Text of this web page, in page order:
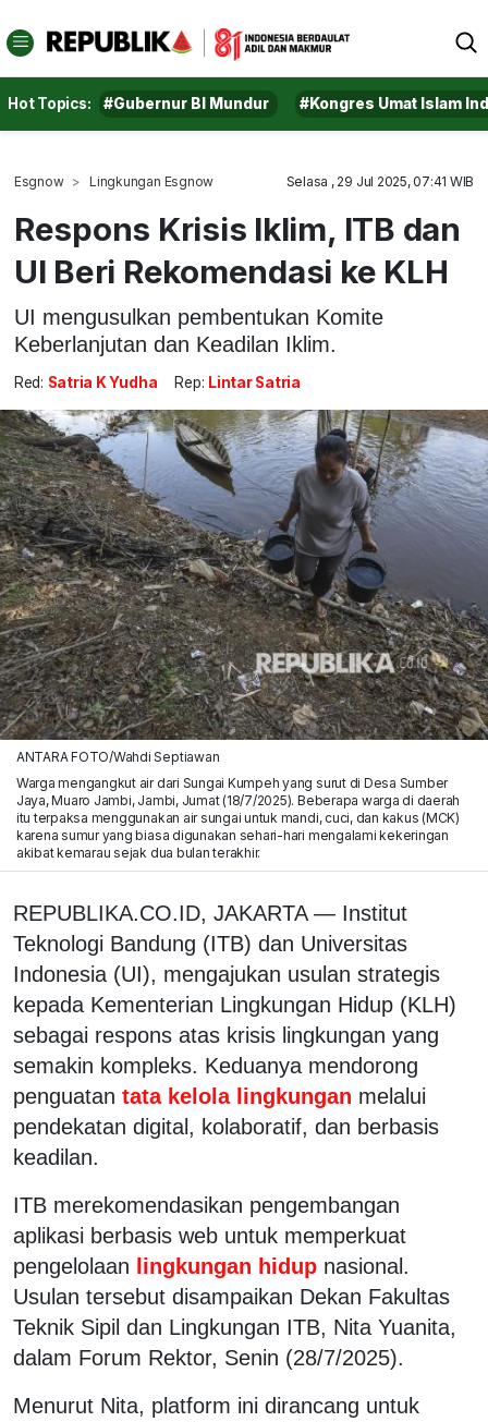
Hot Topics: #Gubernur BI Mundur #Kongres Umat Islam
Esgnow Lingkungan Esgnow Selasa , 29 Jul 2025, 07:41 WIB
Respons Krisis Iklim, ITB dan
UI Beri Rekomendasi ke KLH
UI mengusulkan pembentukan Komite
Keberlanjutan dan Keadilan Iklim.
Red: Satria K Yudha Rep: Lintar Satria
ANTARA FOTO/Wahdi Septiawan
Warga mengangkut air dari Sungai Kumpeh yang surut di Desa Sumber
Jaya, Muaro Jambi, Jambi, Jumat (18/7/2025). Beberapa warga di daerah
itu terpaksa menggunakan air sungai untuk mandi, cuci, dan kakus (MCK)
karena sumur yang biasa digunakan sehari-hari mengalami kekeringan
akibat kemarau sejak dua bulan terakhir.
REPUBLIKA.CO.ID, JAKARTA — Institut
Teknologi Bandung (ITB) dan Universitas
Indonesia (UI), mengajukan usulan strategis
kepada Kementerian Lingkungan Hidup (KLH)
sebagai respons atas krisis lingkungan yang
semakin kompleks. Keduanya mendorong
penguatan tata kelola lingkungan melalui
pendekatan digital, kolaboratif, dan berbasis
keadilan.
ITB merekomendasikan pengembangan
aplikasi berbasis web untuk memperkuat
pengelolaan lingkungan hidup nasional.
Usulan tersebut disampaikan Dekan Fakultas
Teknik Sipil dan Lingkungan ITB, Nita Yuanita,
dalam Forum Rektor, Senin (28/7/2025).
Menurut Nita, platform ini dirancang untuk